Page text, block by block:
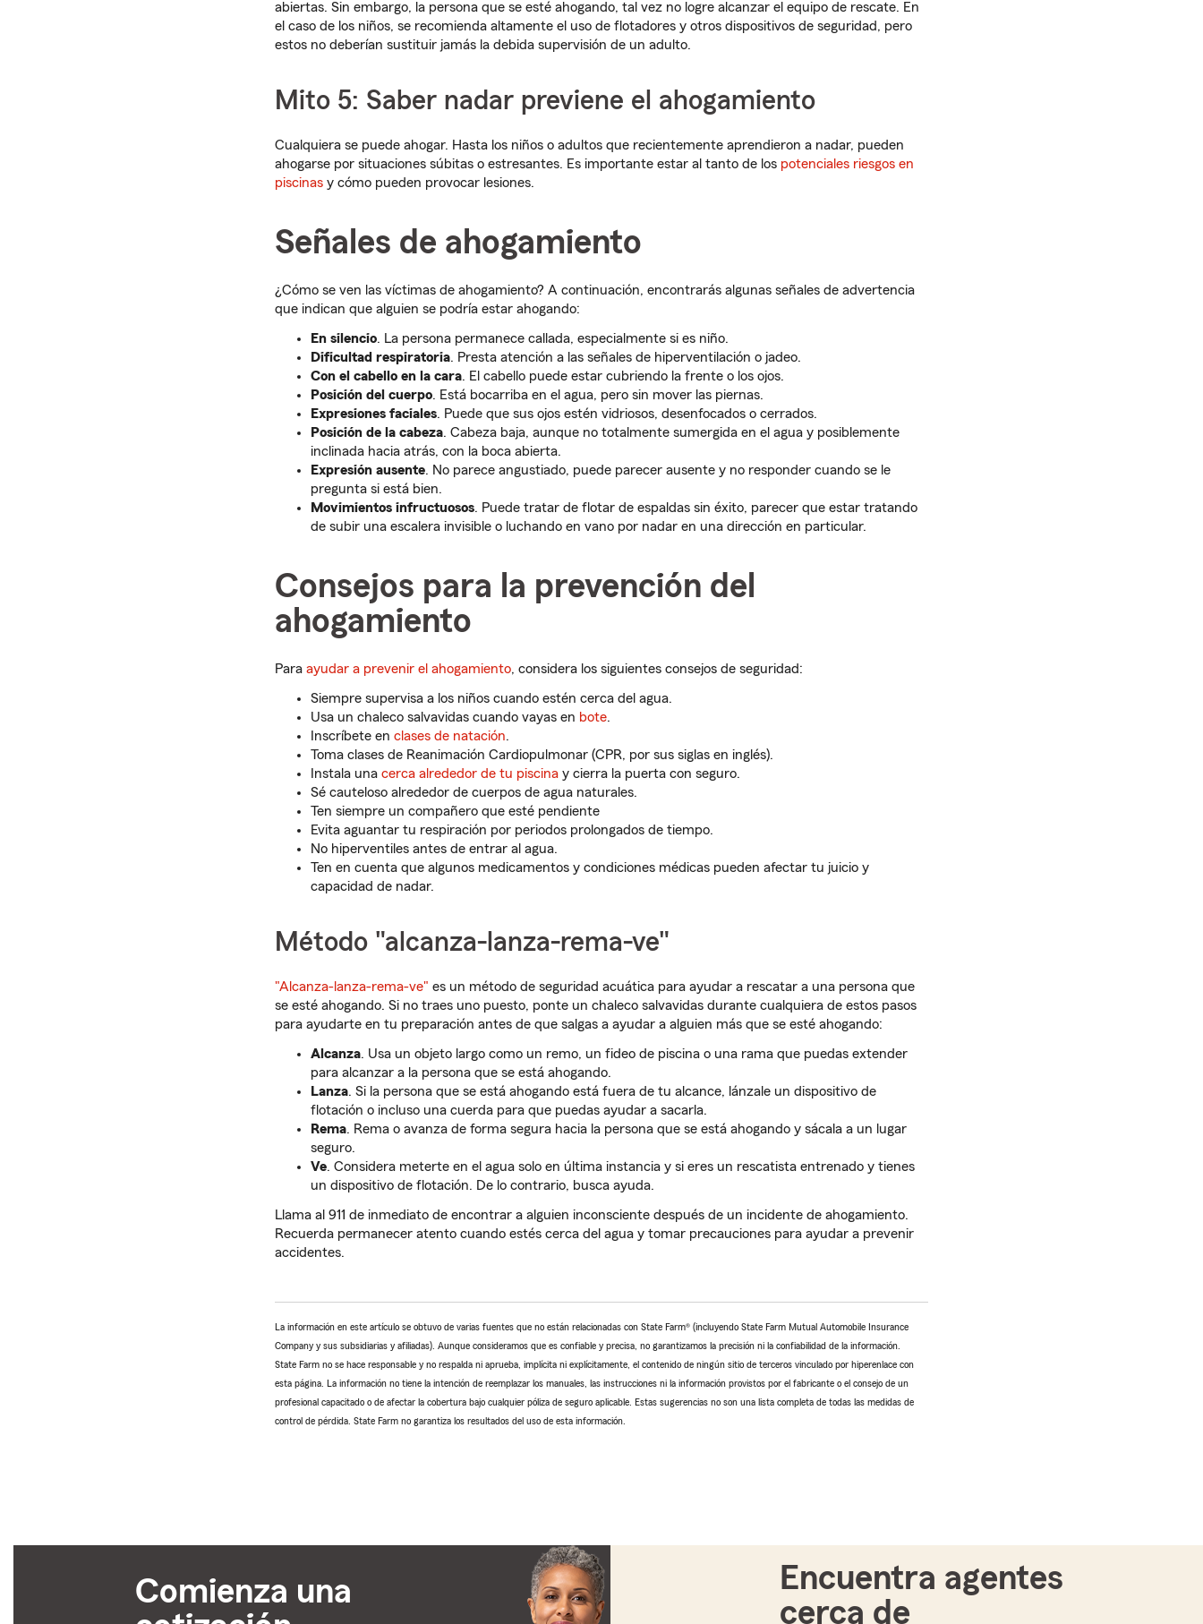
abiertas. Sin embargo, la persona que se esté ahogando, tal vez no logre alcanzar el equipo de rescate. En
el caso de los niños, se recomienda altamente el uso de flotadores y otros dispositivos de seguridad, pero
estos no deberían sustituir jamás la debida supervisión de un adulto.
Mito 5: Saber nadar previene el ahogamiento
Cualquiera se puede ahogar. Hasta los niños o adultos que recientemente aprendieron a nadar, pueden
ahogarse por situaciones súbitas o estresantes. Es importante estar al tanto de los potenciales riesgos en
piscinas y cómo pueden provocar lesiones.
Señales de ahogamiento
¿Cómo se ven las víctimas de ahogamiento? A continuación, encontrarás algunas señales de advertencia
que indican que alguien se podría estar ahogando:
En silencio. La persona permanece callada, especialmente si es niño.
Dificultad respiratoria. Presta atención a las señales de hiperventilación o jadeo.
Con el cabello en la cara. El cabello puede estar cubriendo la frente o los ojos.
Posición del cuerpo. Está bocarriba en el agua, pero sin mover las piernas.
Expresiones faciales. Puede que sus ojos estén vidriosos, desenfocados o cerrados.
Posición de la cabeza. Cabeza baja, aunque no totalmente sumergida en el agua y posiblemente
inclinada hacia atrás, con la boca abierta.
Expresión ausente. No parece angustiado, puede parecer ausente y no responder cuando se le
pregunta si está bien.
Movimientos infructuosos. Puede tratar de flotar de espaldas sin éxito, parecer que estar tratando
de subir una escalera invisible o luchando en vano por nadar en una dirección en particular.
Consejos para la prevención del
ahogamiento
Para ayudar a prevenir el ahogamiento, considera los siguientes consejos de seguridad:
Siempre supervisa a los niños cuando estén cerca del agua.
Usa un chaleco salvavidas cuando vayas en bote.
Inscríbete en clases de natación.
Toma clases de Reanimación Cardiopulmonar (CPR, por sus siglas en inglés).
Instala una cerca alrededor de tu piscina y cierra la puerta con seguro.
Sé cauteloso alrededor de cuerpos de agua naturales.
Ten siempre un compañero que esté pendiente
Evita aguantar tu respiración por periodos prolongados de tiempo.
No hiperventiles antes de entrar al agua.
Ten en cuenta que algunos medicamentos y condiciones médicas pueden afectar tu juicio y
capacidad de nadar.
Método "alcanza-lanza-rema-ve"
"Alcanza-lanza-rema-ve" es un método de seguridad acuática para ayudar a rescatar a una persona que
se esté ahogando. Si no traes uno puesto, ponte un chaleco salvavidas durante cualquiera de estos pasos
para ayudarte en tu preparación antes de que salgas a ayudar a alguien más que se esté ahogando:
Alcanza. Usa un objeto largo como un remo, un fideo de piscina o una rama que puedas extender
para alcanzar a la persona que se está ahogando.
Lanza. Si la persona que se está ahogando está fuera de tu alcance, lánzale un dispositivo de
flotación o incluso una cuerda para que puedas ayudar a sacarla.
Rema. Rema o avanza de forma segura hacia la persona que se está ahogando y sácala a un lugar
seguro.
Ve. Considera meterte en el agua solo en última instancia y si eres un rescatista entrenado y tienes
un dispositivo de flotación. De lo contrario, busca ayuda.
Llama al 911 de inmediato de encontrar a alguien inconsciente después de un incidente de ahogamiento.
Recuerda permanecer atento cuando estés cerca del agua y tomar precauciones para ayudar a prevenir
accidentes.
La información en este artículo se obtuvo de varias fuentes que no están relacionadas con State Farm® (incluyendo State Farm Mutual Automobile Insurance
Company y sus subsidiarias y afiliadas). Aunque consideramos que es confiable y precisa, no garantizamos la precisión ni la confiabilidad de la información.
State Farm no se hace responsable y no respalda ni aprueba, implícita ni explícitamente, el contenido de ningún sitio de terceros vinculado por hiperenlace con
esta página. La información no tiene la intención de reemplazar los manuales, las instrucciones ni la información provistos por el fabricante o el consejo de un
profesional capacitado o de afectar la cobertura bajo cualquier póliza de seguro aplicable. Estas sugerencias no son una lista completa de todas las medidas de
control de pérdida. State Farm no garantiza los resultados del uso de esta información.
Comienza una
Encuentra agentes
cerca de